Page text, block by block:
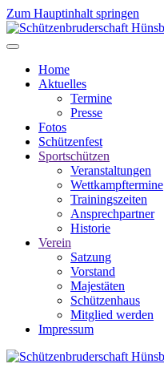
Zum Hauptinhalt springen
Home
Aktuelles
Termine
Presse
Fotos
Schützenfest
Sportschützen
Veranstaltungen
Wettkampftermine
Trainingszeiten
Ansprechpartner
Historie
Verein
Satzung
Vorstand
Majestäten
Schützenhaus
Mitglied werden
Impressum